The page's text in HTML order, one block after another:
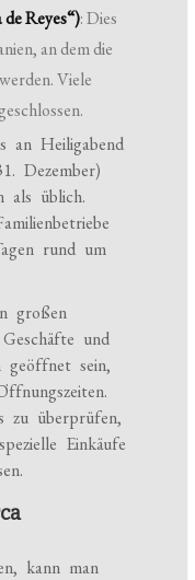
Reyes“): Dies
an dem die
Viele
an Heiligabend
Dezember)
als üblich.
rund um
großen
und
geöffnet sein,
zu überprüfen,
Einkäufe
kann man